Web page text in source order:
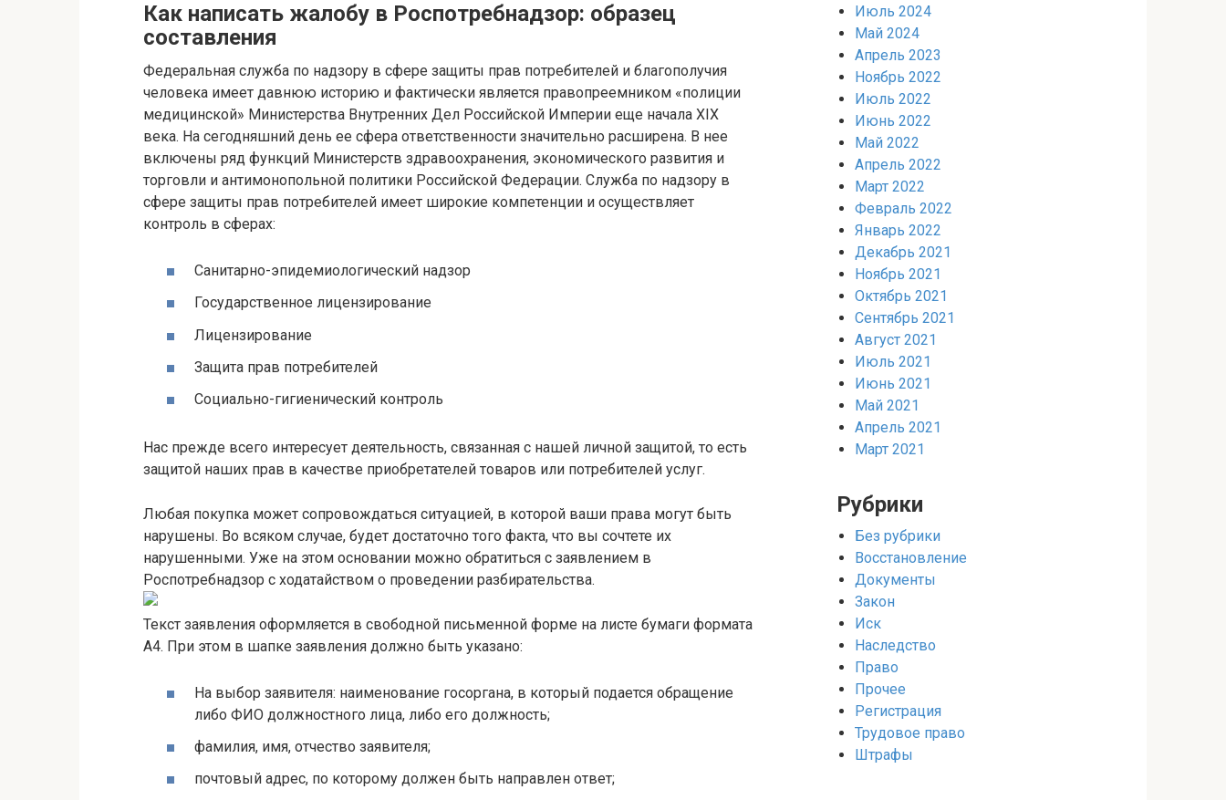
Как написать жалобу в Роспотребнадзор: образец
составления
Федеральная служба по надзору в сфере защиты прав потребителей и благополучия
человека имеет давнюю историю и фактически является правопреемником «полиции
медицинской» Министерства Внутренних Дел Российской Империи еще начала XIX
века. На сегодняшний день ее сфера ответственности значительно расширена. В нее
включены ряд функций Министерств здравоохранения, экономического развития и
торговли и антимонопольной политики Российской Федерации. Служба по надзору в
сфере защиты прав потребителей имеет широкие компетенции и осуществляет
контроль в сферах:
Санитарно-эпидемиологический надзор
Государственное лицензирование
Лицензирование
Защита прав потребителей
Социально-гигиенический контроль
Нас прежде всего интересует деятельность, связанная с нашей личной защитой, то есть
защитой наших прав в качестве приобретателей товаров или потребителей услуг.
Любая покупка может сопровождаться ситуацией, в которой ваши права могут быть
нарушены. Во всяком случае, будет достаточно того факта, что вы сочтете их
нарушенными. Уже на этом основании можно обратиться с заявлением в
Роспотребнадзор с ходатайством о проведении разбирательства.
Текст заявления оформляется в свободной письменной форме на листе бумаги формата
А4. При этом в шапке заявления должно быть указано:
На выбор заявителя: наименование госоргана, в который подается обращение
либо ФИО должностного лица, либо его должность;
фамилия, имя, отчество заявителя;
почтовый адрес, по которому должен быть направлен ответ;
Июль 2024
Май 2024
Апрель 2023
Ноябрь 2022
Июль 2022
Июнь 2022
Май 2022
Апрель 2022
Март 2022
Февраль 2022
Январь 2022
Декабрь 2021
Ноябрь 2021
Октябрь 2021
Сентябрь 2021
Август 2021
Июль 2021
Июнь 2021
Май 2021
Апрель 2021
Март 2021
Рубрики
Без рубрики
Восстановление
Документы
Закон
Иск
Наследство
Право
Прочее
Регистрация
Трудовое право
Штрафы